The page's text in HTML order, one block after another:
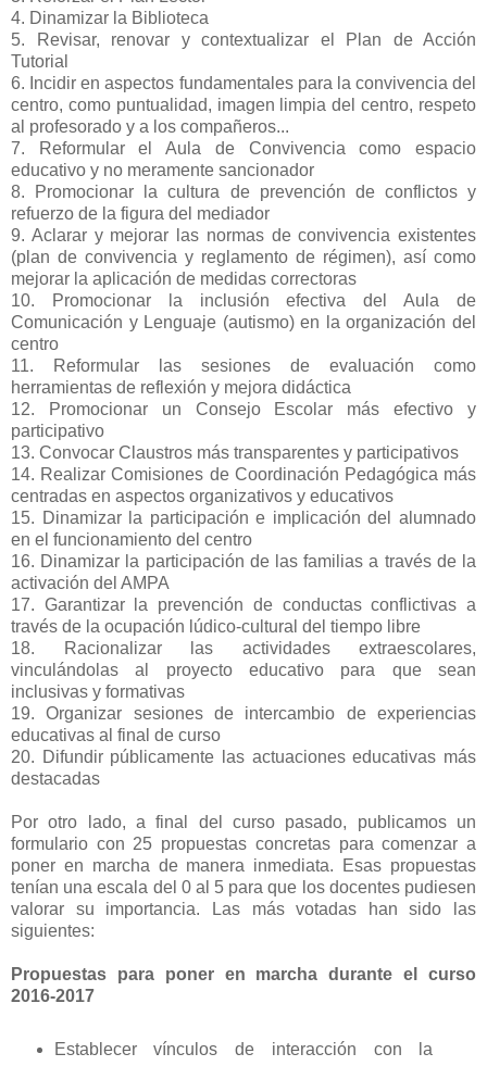
4. Dinamizar la Biblioteca
5. Revisar, renovar y contextualizar el Plan de Acción
Tutorial
6. Incidir en aspectos fundamentales para la convivencia del
centro, como puntualidad, imagen limpia del centro, respeto
al profesorado y a los compañeros...
7. Reformular el Aula de Convivencia como espacio
educativo y no meramente sancionador
8. Promocionar la cultura de prevención de conflictos y
refuerzo de la figura del mediador
9. Aclarar y mejorar las normas de convivencia existentes
(plan de convivencia y reglamento de régimen), así como
mejorar la aplicación de medidas correctoras
10. Promocionar la inclusión efectiva del Aula de
Comunicación y Lenguaje (autismo) en la organización del
centro
11. Reformular las sesiones de evaluación como
herramientas de reflexión y mejora didáctica
12. Promocionar un Consejo Escolar más efectivo y
participativo
13. Convocar Claustros más transparentes y participativos
14. Realizar Comisiones de Coordinación Pedagógica más
centradas en aspectos organizativos y educativos
15. Dinamizar la participación e implicación del alumnado
en el funcionamiento del centro
16. Dinamizar la participación de las familias a través de la
activación del AMPA
17. Garantizar la prevención de conductas conflictivas a
través de la ocupación lúdico-cultural del tiempo libre
18. Racionalizar las actividades extraescolares,
vinculándolas al proyecto educativo para que sean
inclusivas y formativas
19. Organizar sesiones de intercambio de experiencias
educativas al final de curso
20. Difundir públicamente las actuaciones educativas más
destacadas
Por otro lado, a final del curso pasado, publicamos un
formulario con 25 propuestas concretas para comenzar a
poner en marcha de manera inmediata. Esas propuestas
tenían una escala del 0 al 5 para que los docentes pudiesen
valorar su importancia. Las más votadas han sido las
siguientes:
Propuestas para poner en marcha durante el curso
2016-2017
Establecer vínculos de interacción con la